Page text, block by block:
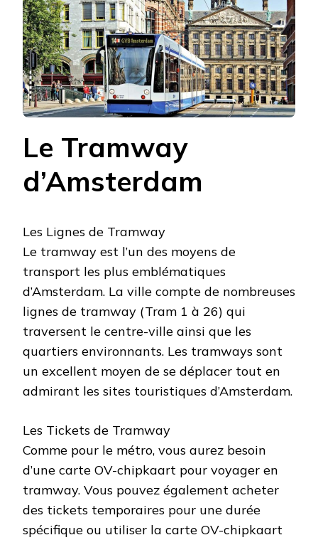
Le Tramway
d’Amsterdam
Les Lignes de Tramway
Le tramway est l’un des moyens de
transport les plus emblématiques
d’Amsterdam. La ville compte de nombreuses
lignes de tramway (Tram 1 à 26) qui
traversent le centre-ville ainsi que les
quartiers environnants. Les tramways sont
un excellent moyen de se déplacer tout en
admirant les sites touristiques d’Amsterdam.
Les Tickets de Tramway
Comme pour le métro, vous aurez besoin
d’une carte OV-chipkaart pour voyager en
tramway. Vous pouvez également acheter
des tickets temporaires pour une durée
spécifique ou utiliser la carte OV-chipkaart